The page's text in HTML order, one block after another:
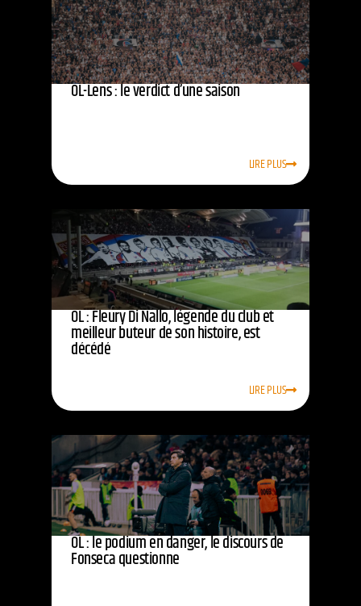
OL-Lens : le verdict d’une saison
LIRE PLUS
OL : Fleury Di Nallo, légende du club et
meilleur buteur de son histoire, est
décédé
LIRE PLUS
OL : le podium en danger, le discours de
Fonseca questionne